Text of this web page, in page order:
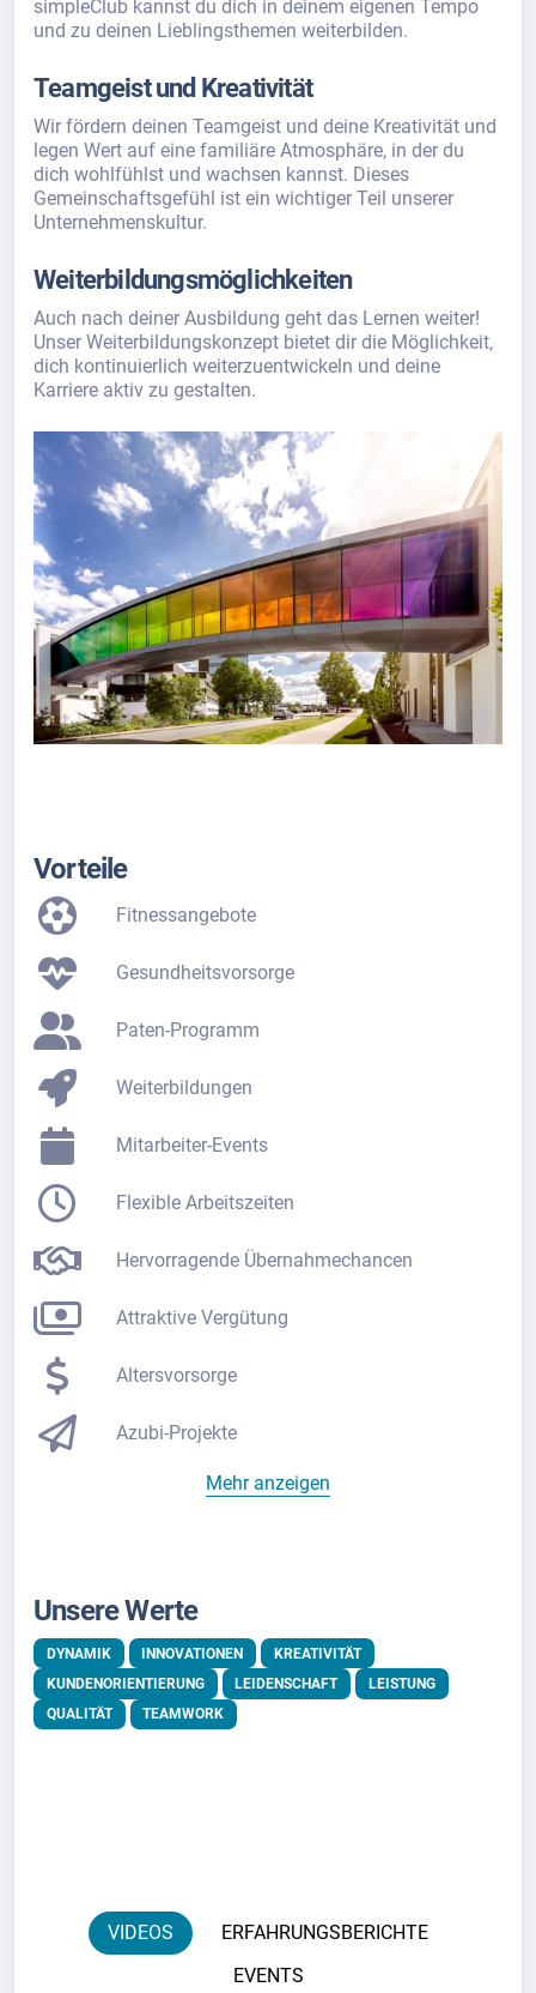
simpleClub kannst du dich in deinem eigenen Tempo
und zu deinen Lieblingsthemen weiterbilden.
Teamgeist und Kreativität
Wir fördern deinen Teamgeist und deine Kreativität und
legen Wert auf eine familiäre Atmosphäre, in der du
dich wohlfühlst und wachsen kannst. Dieses
Gemeinschaftsgefühl ist ein wichtiger Teil unserer
Unternehmenskultur.
Weiterbildungsmöglichkeiten
Auch nach deiner Ausbildung geht das Lernen weiter!
Unser Weiterbildungskonzept bietet dir die Möglichkeit,
dich kontinuierlich weiterzuentwickeln und deine
Karriere aktiv zu gestalten.
Vorteile
Fitnessangebote
Gesundheitsvorsorge
Paten-Programm
Weiterbildungen
Mitarbeiter-Events
Flexible Arbeitszeiten
Hervorragende Übernahmechancen
Attraktive Vergütung
Altersvorsorge
Azubi-Projekte
Mehr anzeigen
Unsere Werte
DYNAMIK INNOVATIONEN
KREATIVITÄT
KUNDENORIENTIERUNG
LEIDENSCHAFT
LEISTUNG
QUALITÄT
TEAMWORK
VIDEOS
ERFAHRUNGSBERICHTE
EVENTS